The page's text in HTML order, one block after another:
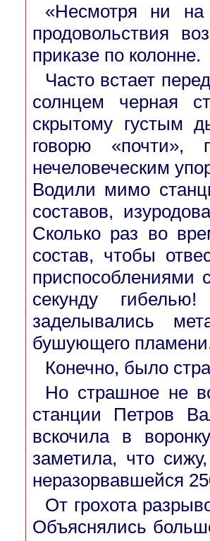
«Несмотря ни на
продовольствия
приказе по колонне.
Часто встает
солнцем черная
скрытому густым
говорю «почти»,
нечеловеческим
Водили мимо
составов,
Сколько раз во
состав, чтобы
приспособлениями
секунду
заделывались
бушующего
Конечно, было
Но страшное не
станции Петров
вскочила в
заметила, что
неразорвавшейся
От грохота
Объяснялись